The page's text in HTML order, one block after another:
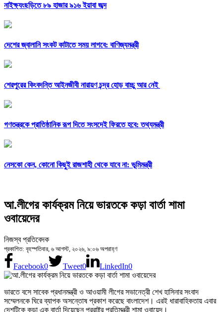
নাইক্ষ্যংছড়িতে ৮৯ হাজার ৯১৬ ইয়াবা জব্দ
দেশের জ্বালানি সংকট কাটাতে সময় লাগবে: বাণিজ্যমন্ত্রী
শেরপুরের কিংবদন্তি আইনজীবী নারায়ণ চন্দ্র হোড় বাচ্চু আর নেই
গণতন্ত্রকে প্রাতিষ্ঠানিক রূপ দিতে সংসদেই ফিরতে হবে: তথ্যমন্ত্রী
নেসকো কেন, কোনো কিছুই রাজশাহী থেকে যাবে না: ভূমিমন্ত্রী
আ.লীগের কার্যক্রম নিয়ে ভারতকে কড়া বার্তা শামা
ওবায়েদের
নিজস্ব প্রতিবেদক
প্রকাশিত: বৃহস্পতিবার, ৬ আগস্ট, ২০২৬, ৯:০৬ অপরাহ্ণ
Facebook0 Tweet0 LinkedIn0
ভারতে বসে সাবেক প্রধানমন্ত্রী ও আওয়ামী লীগের সভানেত্রী শেখ হাসিনার সংবাদ
সম্মেলনকে ঘিরে ব্যাপক অসন্তোষ প্রকাশ করেছে বাংলাদেশ। এরই ধারাবাহিকতায় এবার
দেশটিকে কড়া এক বার্তা দিয়েছেন পররাষ্ট্র প্রতিমন্ত্রী শামা ওবায়েদ।